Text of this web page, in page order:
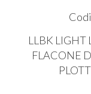
LLBK LIGHT
FLACONE